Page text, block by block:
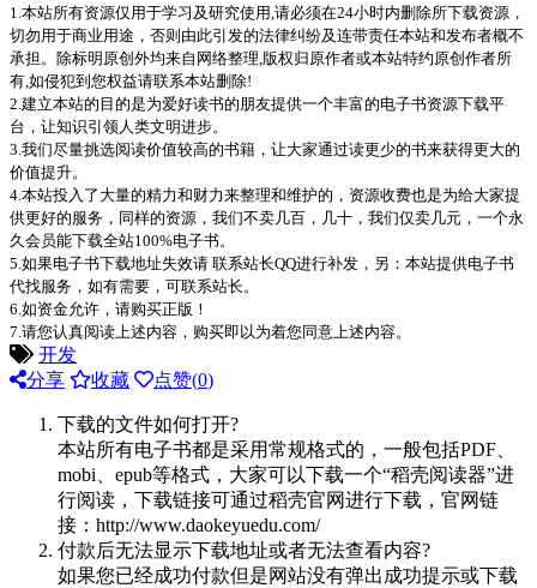
1.本站所有资源仅用于学习及研究使用,请必须在24小时内删除所下载资源，
切勿用于商业用途，否则由此引发的法律纠纷及连带责任本站和发布者概不
承担。除标明原创外均来自网络整理,版权归原作者或本站特约原创作者所
有,如侵犯到您权益请联系本站删除!
2.建立本站的目的是为爱好读书的朋友提供一个丰富的电子书资源下载平
台，让知识引领人类文明进步。
3.我们尽量挑选阅读价值较高的书籍，让大家通过读更少的书来获得更大的
价值提升。
4.本站投入了大量的精力和财力来整理和维护的，资源收费也是为给大家提
供更好的服务，同样的资源，我们不卖几百，几十，我们仅卖几元，一个永
久会员能下载全站100%电子书。
5.如果电子书下载地址失效请 联系站长QQ进行补发，另：本站提供电子书
代找服务，如有需要，可联系站长。
6.如资金允许，请购买正版！
7.请您认真阅读上述内容，购买即以为着您同意上述内容。
开发
分享
收藏 点赞(0)
下载的文件如何打开?
本站所有电子书都是采用常规格式的，一般包括PDF、
mobi、epub等格式，大家可以下载一个“稻壳阅读器”进
行阅读，下载链接可通过稻壳官网进行下载，官网链
接：http://www.daokeyuedu.com/
付款后无法显示下载地址或者无法查看内容?
如果您已经成功付款但是网站没有弹出成功提示或下载